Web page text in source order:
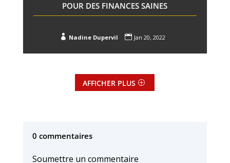
POUR DES FINANCES SAINES
 Nadine Dupervil  Jan 20, 2022
AFFICHER PLUS
0 commentaires
Soumettre un commentaire